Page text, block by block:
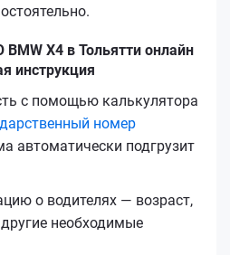
X4 в Тольятти онлайн
инструкция
с помощью калькулятора
номер
автоматически подгрузит
о водителях — возраст,
необходимые